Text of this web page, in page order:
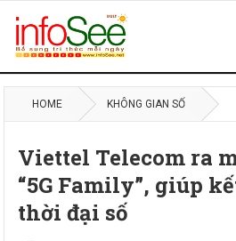
HOME KHÔNG GIAN SỐ
Viettel Telecom ra
“5G Family”, giúp
thời đại số